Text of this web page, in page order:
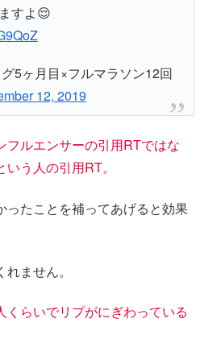
すよ😌
5ヶ月目×フルマラソン12回
12, 2019
フルエンサーの引用RTではな
う人の引用RT。
ったことを補ってあげると効果
ません。
くらいでリプがにぎわっている